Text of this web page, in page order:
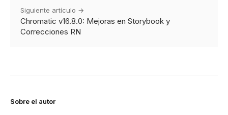
Siguiente artículo →
Chromatic v16.8.0: Mejoras en Storybook y
Correcciones RN
Sobre el autor